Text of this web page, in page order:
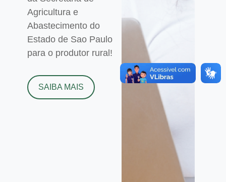
Agricultura e
Abastecimento do
Estado de Sao Paulo
para o produtor rural!
SAIBA MAIS